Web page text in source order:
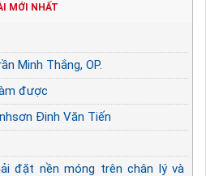
MỚI NHẤT
Minh Thắng, OP.
được
Đinh Văn Tiến
đặt nền móng trên chân lý và